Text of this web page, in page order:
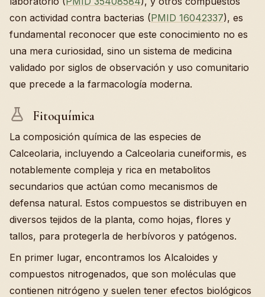
con actividad contra bacterias (PMID 16042337), es
fundamental reconocer que este conocimiento no es
una mera curiosidad, sino un sistema de medicina
validado por siglos de observación y uso comunitario
que precede a la farmacología moderna.
Fitoquímica
La composición química de las especies de
Calceolaria, incluyendo a Calceolaria cuneiformis, es
notablemente compleja y rica en metabolitos
secundarios que actúan como mecanismos de
defensa natural. Estos compuestos se distribuyen en
diversos tejidos de la planta, como hojas, flores y
tallos, para protegerla de herbívoros y patógenos.
En primer lugar, encontramos los Alcaloides y
compuestos nitrogenados, que son moléculas que
contienen nitrógeno y suelen tener efectos biológicos